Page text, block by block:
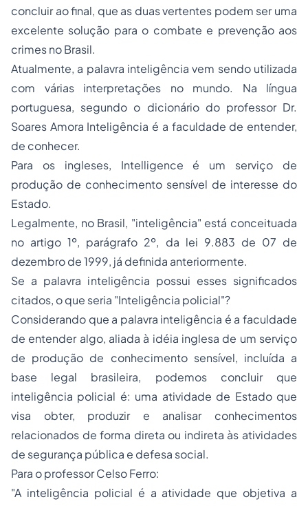
concluir ao final, que as duas vertentes podem ser uma
excelente solução para o combate e prevenção aos
crimes no Brasil.
Atualmente, a palavra inteligência vem sendo utilizada
com várias interpretações no mundo. Na língua
portuguesa, segundo o dicionário do professor Dr.
Soares Amora Inteligência é a faculdade de entender,
de conhecer.
Para os ingleses, Intelligence é um serviço de
produção de conhecimento sensível de interesse do
Estado.
Legalmente, no Brasil, "inteligência" está conceituada
no artigo 1º, parágrafo 2º, da lei 9.883 de 07 de
dezembro de 1999, já definida anteriormente.
Se a palavra inteligência possui esses significados
citados, o que seria "Inteligência policial"?
Considerando que a palavra inteligência é a faculdade
de entender algo, aliada à idéia inglesa de um serviço
de produção de conhecimento sensível, incluída a
base legal brasileira, podemos concluir que
inteligência policial é: uma atividade de Estado que
visa obter, produzir e analisar conhecimentos
relacionados de forma direta ou indireta às atividades
de segurança pública e defesa social.
Para o professor Celso Ferro:
"A inteligência policial é a atividade que objetiva a